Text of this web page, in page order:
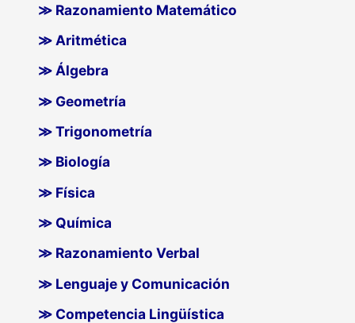
≫ Razonamiento Matemático
≫ Aritmética
≫ Álgebra
≫ Geometría
≫ Trigonometría
≫ Biología
≫ Física
≫ Química
≫ Razonamiento Verbal
≫ Lenguaje y Comunicación
≫ Competencia Lingüística